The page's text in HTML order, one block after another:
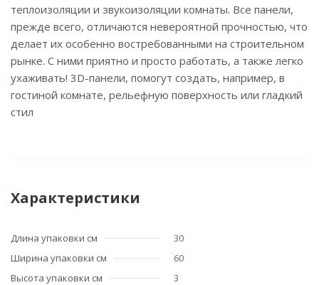
теплоизоляции и звукоизоляции комнаты. Все панели,
прежде всего, отличаются невероятной прочностью, что
делает их особенно востребованными на строительном
рынке. С ними приятно и просто работать, а также легко
ухаживать! 3D-панели, помогут создать, например, в
гостиной комнате, рельефную поверхность или гладкий
стил
Характеристики
Длина упаковки см
30
Ширина упаковки см
60
Высота упаковки см
3